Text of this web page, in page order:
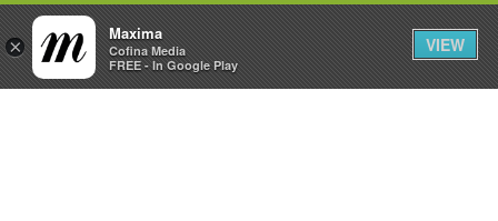
×
Maxima
Cofina Media
FREE - In Google Play
VIEW
INICIAR SESSÃO